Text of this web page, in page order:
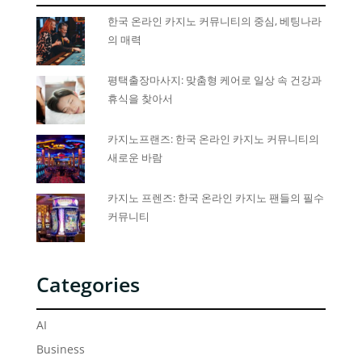
한국 온라인 카지노 커뮤니티의 중심, 베팅나라
의 매력
평택출장마사지: 맞춤형 케어로 일상 속 건강과
휴식을 찾아서
카지노프랜즈: 한국 온라인 카지노 커뮤니티의
새로운 바람
카지노 프렌즈: 한국 온라인 카지노 팬들의 필수
커뮤니티
Categories
AI
Business